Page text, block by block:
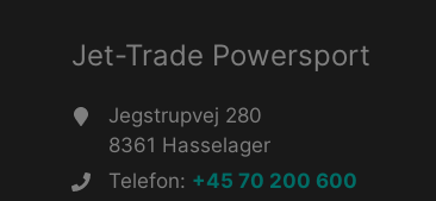
Jet-Trade Powersport
Jegstrupvej 280
8361 Hasselager
Telefon: +45 70 200 600